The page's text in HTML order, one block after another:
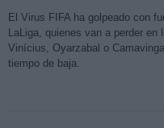
El Virus FIFA ha golpeado con
LaLiga, quienes van a perder
Vinícius, Oyarzabal o
tiempo de baja.